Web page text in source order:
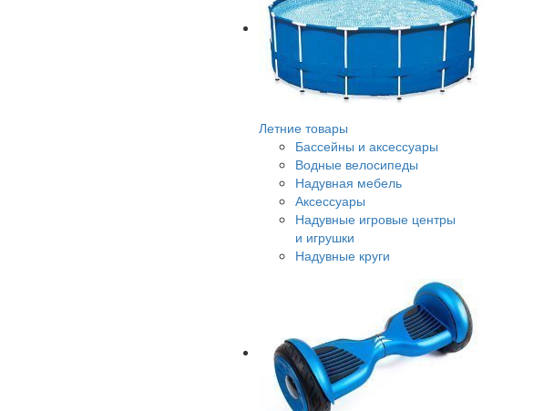
Летние товары
Бассейны и аксессуары
Водные велосипеды
Надувная мебель
Аксессуары
Надувные игровые центры
и игрушки
Надувные круги